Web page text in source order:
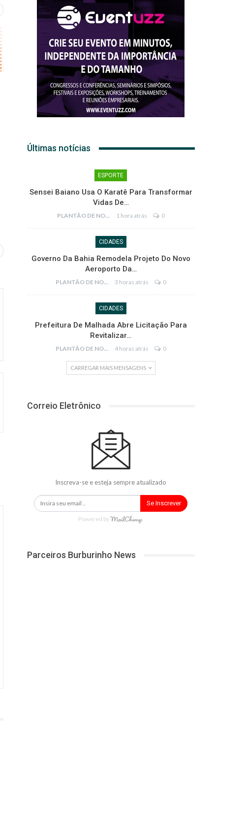
Últimas notícias
ESPORTE
Sensei Baiano Usa O Karatê Para Transformar
Vidas De…
PLANTÃO DE NOTÍCIAS 1 hora atrás 0
CIDADES
Governo Da Bahia Remodela Projeto Do Novo
Aeroporto Da…
PLANTÃO DE NOTÍCIAS 3 horas atrás 0
CIDADES
Prefeitura De Malhada Abre Licitação Para
Revitalizar…
PLANTÃO DE NOTÍCIAS 4 horas atrás 0
CARREGAR MAIS MENSAGENS
Correio Eletrônico
Inscreva-se e esteja sempre atualizado
Se Inscrever
Powered by
Parceiros Burburinho News